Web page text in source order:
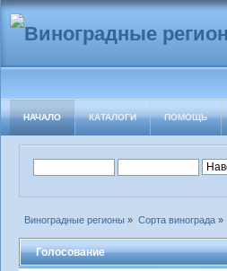
НАЧАЛО КАТАЛОГИ ПОМОЩЬ
Виноградные регионы » Сорта винограда»
Голосование